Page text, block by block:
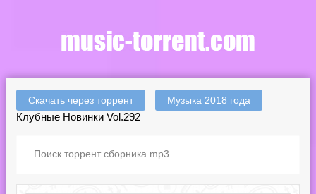
Скачать через торрент Музыка 2018 года
Клубные Новинки Vol.292